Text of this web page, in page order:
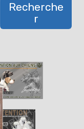
Recherche
R